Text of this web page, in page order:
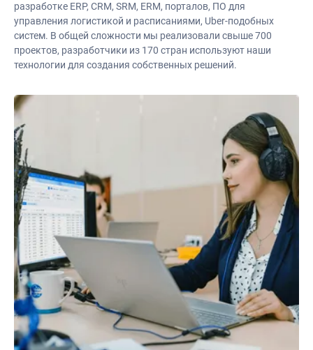
разработке ERP, CRM, SRM, ERM, порталов, ПО для
управления логистикой и расписаниями, Uber-подобных
систем. В общей сложности мы реализовали свыше 700
проектов, разработчики из 170 стран используют наши
технологии для создания собственных решений.